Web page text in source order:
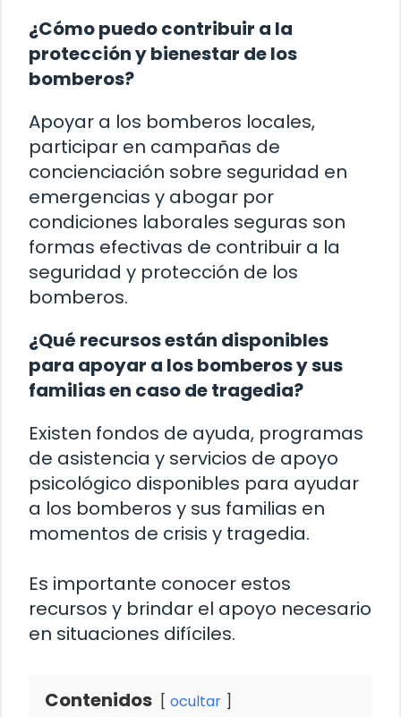
¿Cómo puedo contribuir a la
protección y bienestar de los
bomberos?
Apoyar a los bomberos locales,
participar en campañas de
concienciación sobre seguridad en
emergencias y abogar por
condiciones laborales seguras son
formas efectivas de contribuir a la
seguridad y protección de los
bomberos.
¿Qué recursos están disponibles
para apoyar a los bomberos y sus
familias en caso de tragedia?
Existen fondos de ayuda, programas
de asistencia y servicios de apoyo
psicológico disponibles para ayudar
a los bomberos y sus familias en
momentos de crisis y tragedia.
Es importante conocer estos
recursos y brindar el apoyo necesario
en situaciones difíciles.
Contenidos ocultar